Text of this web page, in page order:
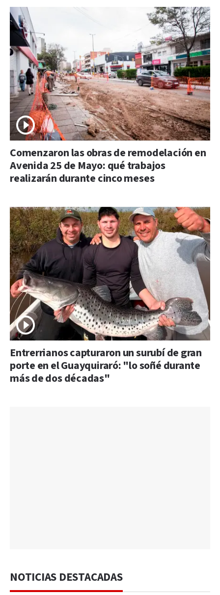
Comenzaron las obras de remodelación en
Avenida 25 de Mayo: qué trabajos
realizarán durante cinco meses
Entrerrianos capturaron un surubí de gran
porte en el Guayquiraró: "lo soñé durante
más de dos décadas"
NOTICIAS DESTACADAS